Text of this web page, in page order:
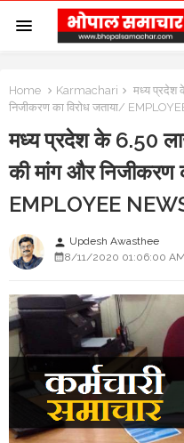
Home Karmachari
मध्य प्रदेश
निजीकरण का विरोध जताया/
मध्य प्रदेश के 6.50
की मांग और निजीकरण
EMPLOYEE
person Updesh Awasthee
8/11/2020 01:06:00 AM